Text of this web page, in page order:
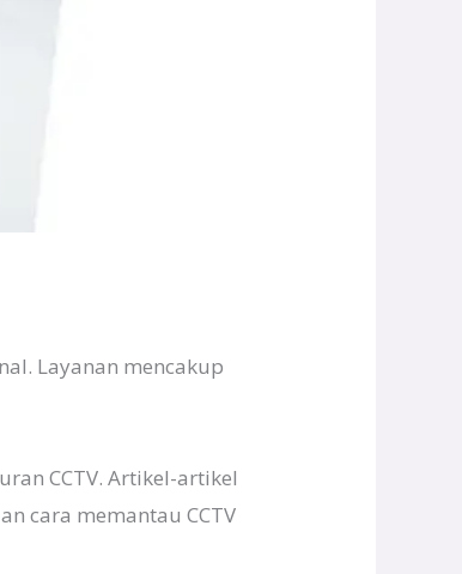
Layanan mencakup
CCTV. Artikel-artikel
cara memantau CCTV